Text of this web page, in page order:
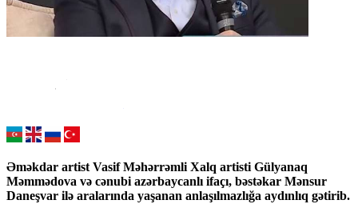
Əməkdar artist Vasif Məhərrəmli Xalq artisti Gülyanaq
Məmmədova və cənubi azərbaycanlı ifaçı, bəstəkar Mənsur
Daneşvar ilə aralarında yaşanan anlaşılmazlığa aydınlıq gətirib.